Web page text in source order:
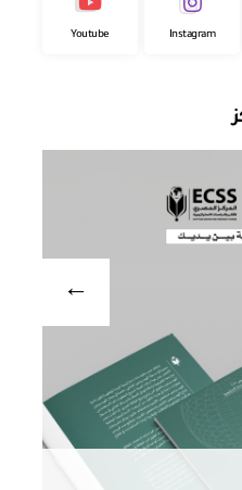
Instagram
Youtube